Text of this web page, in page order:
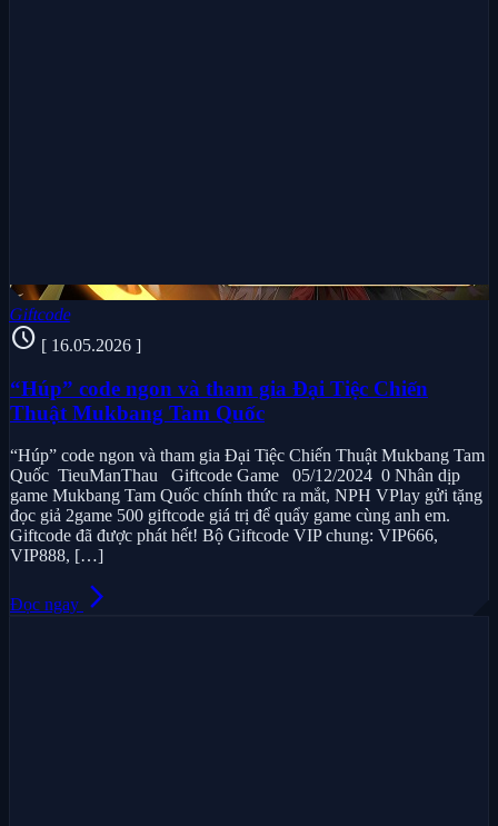
Giftcode
schedule [ 16.05.2026 ]
“Húp” code ngon và tham gia Đại Tiệc Chiến
Thuật Mukbang Tam Quốc
“Húp” code ngon và tham gia Đại Tiệc Chiến Thuật Mukbang Tam
Quốc TieuManThau Giftcode Game 05/12/2024 0 Nhân dịp
game Mukbang Tam Quốc chính thức ra mắt, NPH VPlay gửi tặng
đọc giả 2game 500 giftcode giá trị để quẩy game cùng anh em.
Giftcode đã được phát hết! Bộ Giftcode VIP chung: VIP666,
VIP888, […]
Đọc ngay arrow_forward_ios